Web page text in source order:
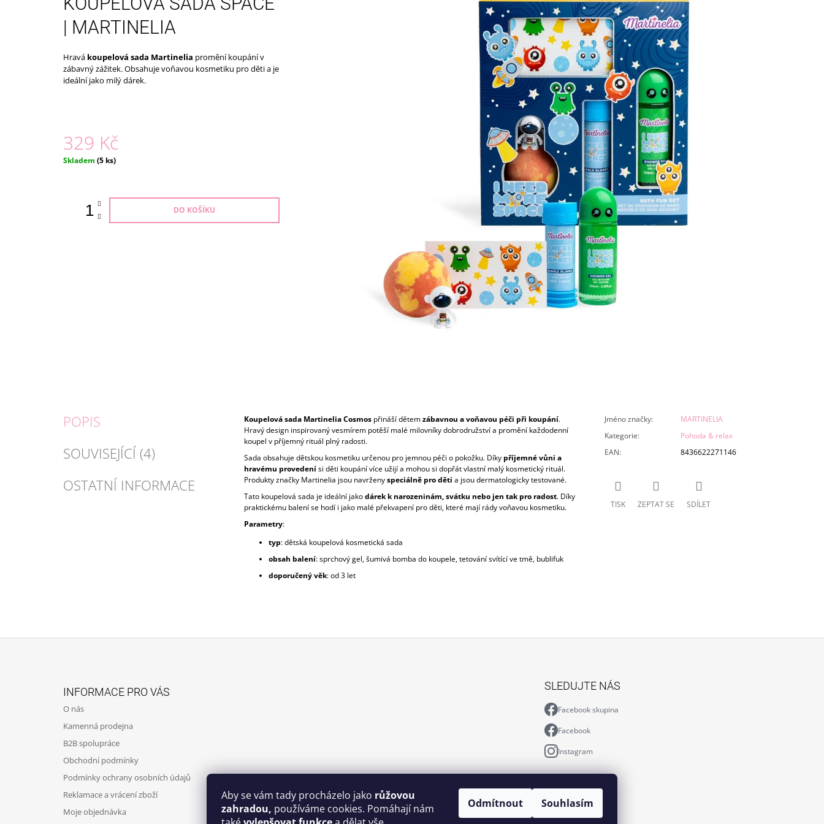
Aby se vám tady procházelo jako růžovou
zahradou, používáme cookies. Pomáhají nám
Odmítnout Souhlasím
| MARTINELIA
Hravá koupelová sada Martinelia promění koupání v
zábavný zážitek. Obsahuje voňavou kosmetiku pro děti a je
ideální jako milý dárek.
329 Kč
Měrná
Skladem (5 ks)
DO KOŠÍKU
POPIS
SOUVISEJÍCÍ (4)
OSTATNÍ INFORMACE
Koupelová sada Martinelia Cosmospřináší dětemzábavnou a voňavou péči při koupání.
Hravý design inspirovaný vesmírem potěší malé milovníky dobrodružství a promění každodenní
koupel v příjemný rituál plný radosti.
Sada obsahuje dětskou kosmetiku určenou pro jemnou péči o pokožku. Díky příjemné vůni a
hravému provedenísi děti koupání více užijí a mohou si dopřát vlastní malý kosmetický rituál.
Produkty značky Martinelia jsou navrženyspeciálně pro děti a jsou dermatologicky testované.
Tato koupelová sada je ideální jakodárek k narozeninám, svátku nebo jen tak pro radost. Díky
praktickému balení se hodí i jako malé překvapení pro děti, které mají rády voňavou kosmetiku.
Parametry:
typ: dětská koupelová kosmetická sada
obsah balení: sprchový gel, šumivá bomba do koupele, tetování svítící ve tmě, bublifuk
doporučený věk: od 3 let
Jméno značky:
MARTINELIA
Kategorie:
Pohoda & relax
EAN: 8436622271146
TISK ZEPTAT SE SDÍLET
179 Kč
159 Kč
INFORMACE PRO VÁS
O nás
Kamenná prodejna
B2B spolupráce
Obchodní podmínky
Podmínky ochrany osobních údajů
Reklamace a vrácení zboží
Moje objednávka
SLEDUJTE NÁS
Facebook skupina
Facebook
Instagram